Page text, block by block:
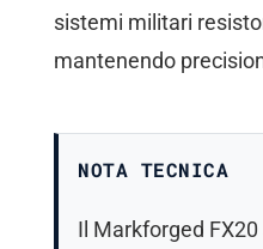
sistemi militari
mantenendo
NOTA TECNICA
Il Markforged